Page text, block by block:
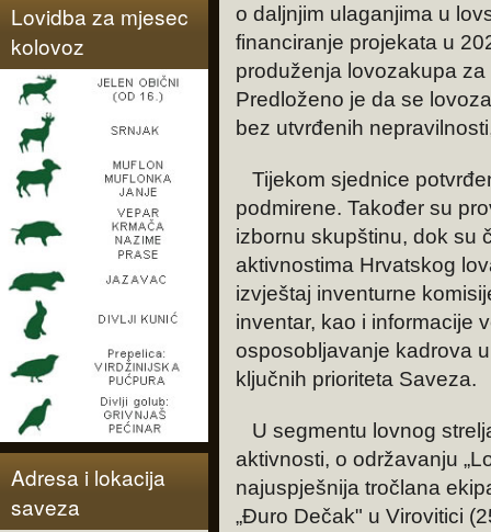
Lovidba za mjesec
kolovoz
Adresa i lokacija
saveza
o daljnjim ulaganjima u
financiranje projekata u
produženja lovozakupa
Predloženo je da se
bez utvrđenih
Tijekom sjednice
podmirene. Također su
izbornu skupštinu, dok su
aktivnostima Hrvatskog
izvještaj inventurne
inventar, kao i informacije
osposobljavanje kadrova
ključnih prioriteta Saveza.
U segmentu lovnog
aktivnosti, o održavanju
najuspješnija tročlana
„Đuro Dečak" u Virovitici